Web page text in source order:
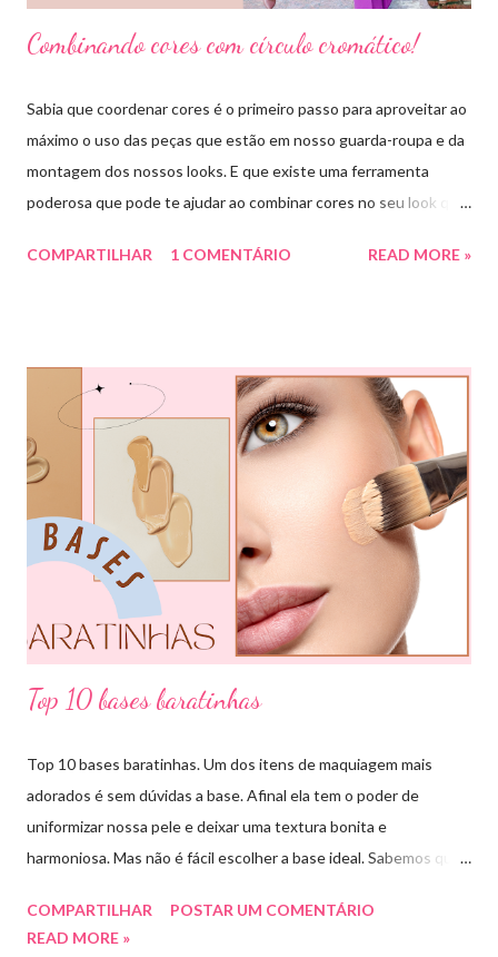
Combinando cores com círculo cromático!
Sabia que coordenar cores é o primeiro passo para aproveitar ao
máximo o uso das peças que estão em nosso guarda-roupa e da
montagem dos nossos looks. E que existe uma ferramenta
poderosa que pode te ajudar ao combinar cores no seu look que
divido em 12 pedaços, onde cada um pedaço apresenta uma cor,
para nossos looks criando produções incríveis. Essa ferramenta
é super usada por profissionais da moda, porém qualquer pessoa
pode usar e garanto pra vocês que ajuda muitooo! Bora conferir
algumas das combinações de cores que podemos fazer com o
círculo cromático: COMBINAÇÃO MONOCROMÁTICA: uma
única cor ou a combinação de tom sobre tom (entre variação de
claro e escuro dessa mesma cor). COMBINAÇÃO ANÁLOGA:
COMPARTILHAR 1 COMENTÁRIO READ MORE »
Top 10 bases baratinhas
Top 10 bases baratinhas. Um dos itens de maquiagem mais
adorados é sem dúvidas a base. Afinal ela tem o poder de
uniformizar nossa pele e deixar uma textura bonita e
harmoniosa. Mas não é fácil escolher a base ideal. Sabemos que
hoje eu trouxe uma top lista com 10 bases nacionais com ótimo
COMPARTILHAR
POSTAR UM COMENTÁRIO
READ MORE »